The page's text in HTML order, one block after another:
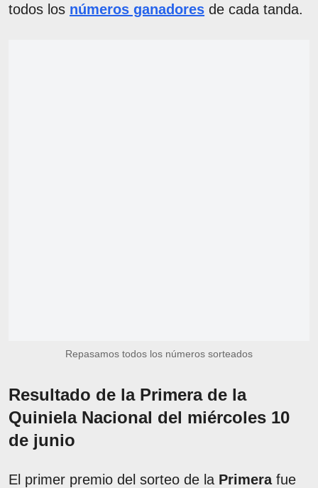
todos los números ganadores de cada tanda.
Repasamos todos los números sorteados
Resultado de la Primera de la
Quiniela Nacional del miércoles 10
de junio
El primer premio del sorteo de la Primerafue